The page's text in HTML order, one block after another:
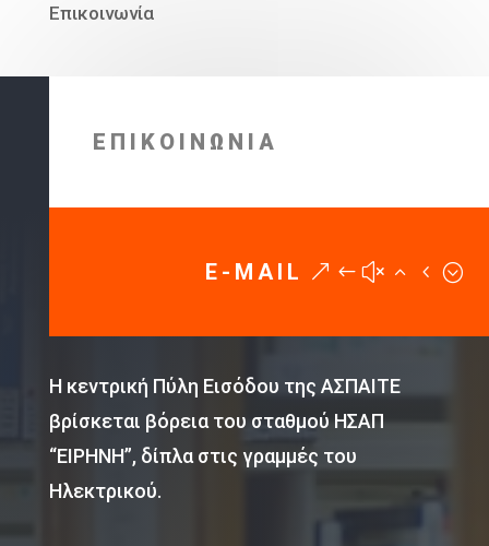
Επικοινωνία
ΕΠΙΚΟΙΝΩΝΙΑ
E-MAIL
Η κεντρική Πύλη Εισόδου της ΑΣΠΑΙΤΕ
βρίσκεται βόρεια του σταθμού ΗΣΑΠ
“ΕΙΡΗΝΗ”, δίπλα στις γραμμές του
Ηλεκτρικού.